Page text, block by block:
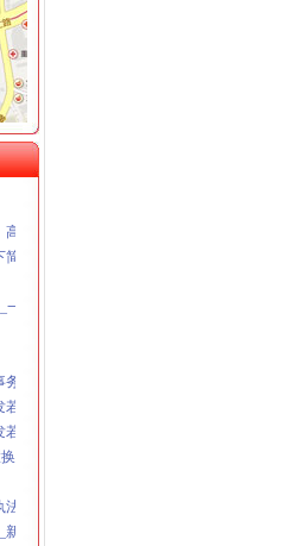
考在即,考生好办否?
被殴昏_中国经济网——国家经
_中国经济网——国家经济门户
法记_产经观察_财经纵横_新
学学科网
机厂家
解.doc
考在即,考生好办否?
称居业公司）因与被申请人新安
周汇总_德州大众网
所关于公司申请公司股票在全国中
干税收政策和征管问题解答的通
干税收政策和征管问题解答的通知
及发行股份购买资产暨关联交易预
人员_新闻_腾讯网
浪财经_新浪网
资产并募集配套资金暨关联交易报